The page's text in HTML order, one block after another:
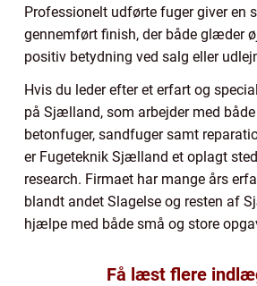
Professionelt udførte fuger giver en
gennemført finish, der både glæder
positiv betydning ved salg eller
Hvis du leder efter et erfart og
på Sjælland, som arbejder med
betonfuger, sandfuger samt
er Fugeteknik Sjælland et oplagt
research. Firmaet har mange års
blandt andet Slagelse og resten af
hjælpe med både små og store
Få læst flere